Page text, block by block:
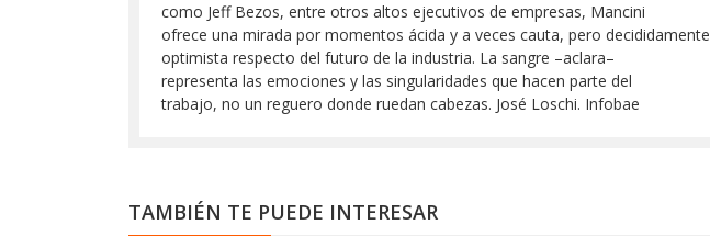
como Jeff Bezos, entre otros altos ejecutivos de empresas, Mancini
ofrece una mirada por momentos ácida y a veces cauta, pero decididamente
optimista respecto del futuro de la industria. La sangre –aclara–
representa las emociones y las singularidades que hacen parte del
trabajo, no un reguero donde ruedan cabezas. José Loschi. Infobae
TAMBIÉN TE PUEDE INTERESAR